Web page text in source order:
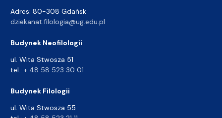
Adres: 80-308 Gdańsk
dziekanat.filologia@ug.edu.pl
Budynek Neofilologii
ul. Wita Stwosza 51
tel.: + 48 58 523 30 01
Budynek Filologii
ul. Wita Stwosza 55